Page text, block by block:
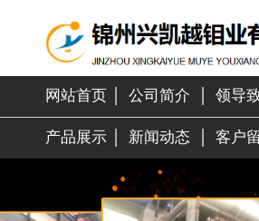
网站首页 公司简介 领导
产品展示 新闻动态 客户